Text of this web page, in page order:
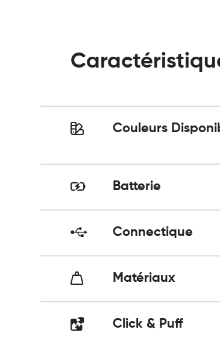
Couleurs
Batterie
Connectique
Matériaux
Click & Puff